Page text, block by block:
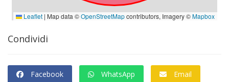
Condividi
Facebook WhatsApp
Email